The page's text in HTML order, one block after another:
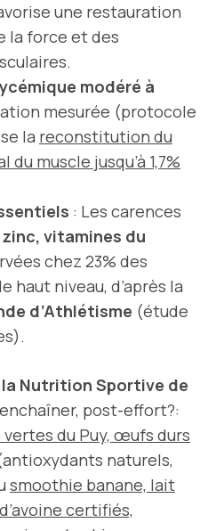
une restauration
la force et des
modéré à
mesurée (protocole
la reconstitution du
muscle jusqu’à 1,7%
: Les carences
vitamines du
chez 23% des
haut niveau, d’après la
d’Athlétisme (étude
Nutrition Sportive de
post-effort?:
du Puy, œufs durs
naturels,
smoothie banane, lait
certifiés,